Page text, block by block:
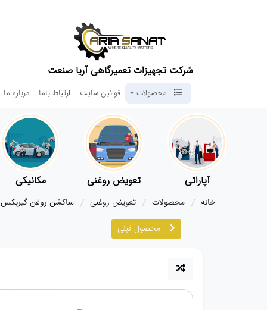
شرکت تجهیزات تعمیرگاهی آریا صنعت
محصولات قوانین سایت ارتباط باما درباره ما
آپاراتی تعویض روغنی مکانیکی
خانه محصولات تعویض روغنی ساکشن روغن گیربکس
محصول قبلی